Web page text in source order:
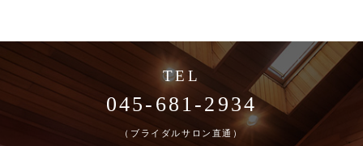
045-681-2934
（ブライダルサロン直通）